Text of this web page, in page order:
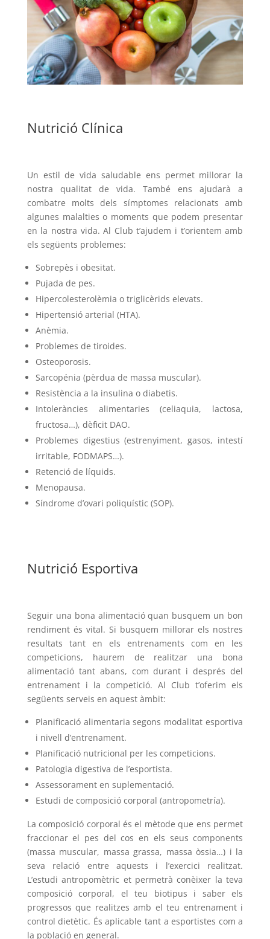
Nutrició Clínica
Un estil de vida saludable ens permet millorar la
nostra qualitat de vida. També ens ajudarà a
combatre molts dels símptomes relacionats amb
algunes malalties o moments que podem presentar
en la nostra vida. Al Club t’ajudem i t’orientem amb
els següents problemes:
Sobrepès i obesitat.
Pujada de pes.
Hipercolesterolèmia o triglicèrids elevats.
Hipertensió arterial (HTA).
Anèmia.
Problemes de tiroides.
Osteoporosis.
Sarcopénia (pèrdua de massa muscular).
Resistència a la insulina o diabetis.
Intoleràncies alimentaries (celiaquia, lactosa,
fructosa…), dèficit DAO.
Problemes digestius (estrenyiment, gasos, intestí
irritable, FODMAPS…).
Retenció de líquids.
Menopausa.
Síndrome d’ovari poliquístic (SOP).
Nutrició Esportiva
Seguir una bona alimentació quan busquem un bon
rendiment és vital. Si busquem millorar els nostres
resultats tant en els entrenaments com en les
competicions, haurem de realitzar una bona
alimentació tant abans, com durant i després del
entrenament i la competició. Al Club t’oferim els
següents serveis en aquest àmbit:
Planificació alimentaria segons modalitat esportiva
i nivell d’entrenament.
Planificació nutricional per les competicions.
Patologia digestiva de l’esportista.
Assessorament en suplementació.
Estudi de composició corporal (antropometría).
La composició corporal és el mètode que ens permet
fraccionar el pes del cos en els seus components
(massa muscular, massa grassa, massa òssia…) i la
seva relació entre aquests i l’exercici realitzat.
L’estudi antropomètric et permetrà conèixer la teva
composició corporal, el teu biotipus i saber els
progressos que realitzes amb el teu entrenament i
control dietètic. És aplicable tant a esportistes com a
la població en general.